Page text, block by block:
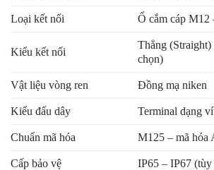
Loại kết nối Ổ cắm cáp M12
Kiểu kết nối
Thẳng (Straight)
chọn)
Vật liệu vòng ren Đồng mạ niken
Kiểu đấu dây Terminal dạng
Chuẩn mã hóa M125 – mã hóa
Cấp bảo vệ IP65 – IP67